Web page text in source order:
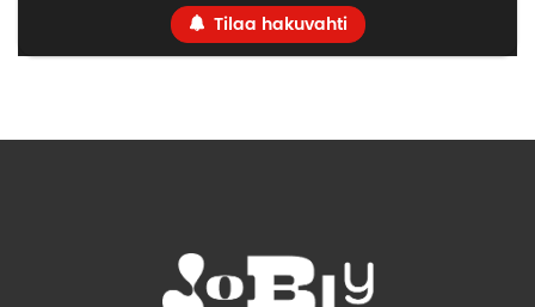
Tilaa hakuvahti